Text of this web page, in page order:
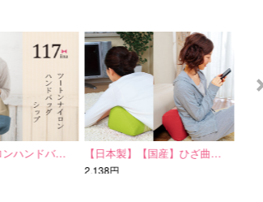
ハンドバ… 【日本製】【国産】ひざ曲…
2,138円